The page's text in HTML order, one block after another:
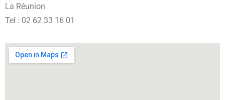
La Réunion
Tel : 02 62 33 16 01